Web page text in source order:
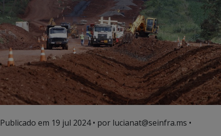
Publicado em 19 jul 2024• por lucianat@seinfra.ms •